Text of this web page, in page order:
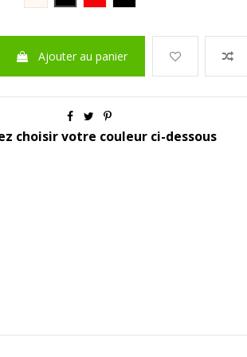
Ajouter au panier
choisir votre couleur ci-dessous